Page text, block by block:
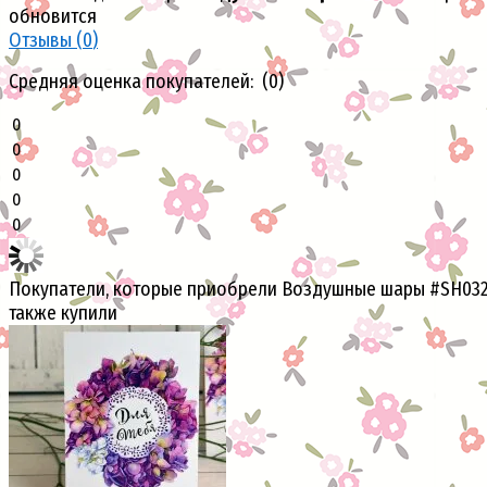
обновится
Отзывы (0)
Средняя оценка покупателей: (0)
0
0
0
0
0
Покупатели, которые приобрели Воздушные шары
также купили